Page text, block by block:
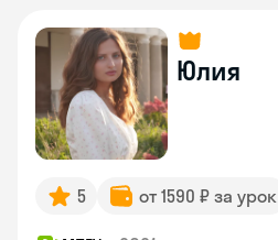
Юлия
5 от 1590 ₽ за урок